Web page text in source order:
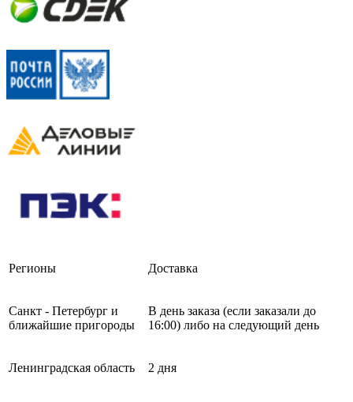
Регионы Доставка
Санкт - Петербург и
ближайшие пригороды
В день заказа (если заказали до
16:00) либо на следующий день
Ленинградская область 2 дня